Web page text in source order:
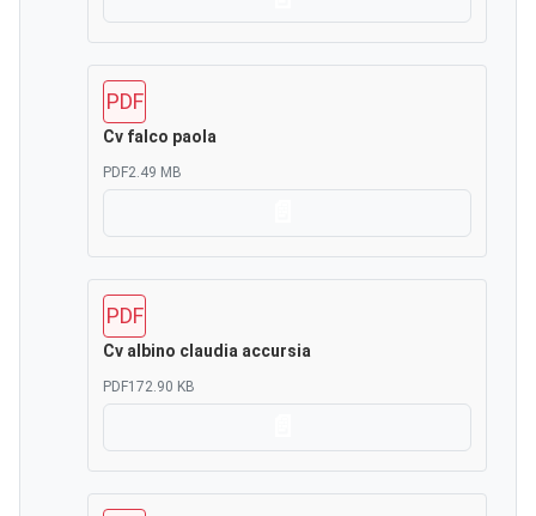
PDF
Cv falco paola
PDF2.49 MB
PDF
Cv albino claudia accursia
PDF172.90 KB